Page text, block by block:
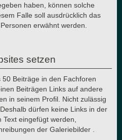
haben, können solche
Falle soll ausdrücklich das
erwähnt werden.
setzen
Beiträge in den Fachforen
Beiträgen Links auf andere
in seinem Profil. Nicht zulässig
dürfen keine Links in der
eingefügt werden,
der Galeriebilder .